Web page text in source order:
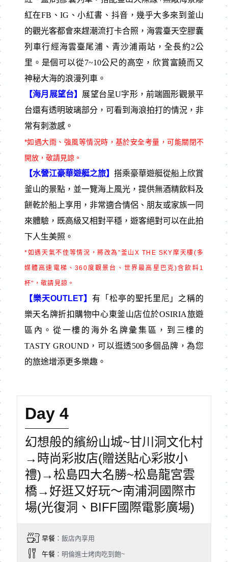
紅在FB、IG、小紅書、抖音，幾乎大多來到釜山
的觀光客都會來趕潮流打卡合照，海雲臺天空膠囊
列車行經海雲臺尾浦、青沙浦兩站，全長約2公
里。是個可以從7~10公尺的高空，欣賞富饒而又
神秘大海的浪漫列車。
【海月展望台】 展望台呈U字形，前端圓形觀景平
台還有透明玻璃部分，可看到海浪拍打的情況，非
常有刺激感。
*如遇大雨、強風等情況時，基於安全考量，可能關閉不
開放，敬請見諒。
【水營江豪華遊艇之旅】搭乘豪華遊艇從船上欣賞
釜山的景點，並一覽海上風光，提供無酒精飲料及
餅乾於船上享用，非常適合情侶、朋友或家族一同
來體驗，既高級又相對平穩，遊客絕對可以在此拍
下人生美照。
*如遇天氣不佳等情況，將改為”釜山X THE SKY摩天樓( 多
媒體高速電梯、360度觀景台、世界最高星巴克)含飲料 1
杯"，敬請見諒。
【樂天OUTLET】 有「松亭的聖托里尼」之稱的
樂天名牌折扣購物中心東釜山店位於OSIRIA旅遊
區內。從一樓的海外名牌彙集區，到三樓的
TASTY GROUND，可以逛透500多個品牌，為您
的旅途增添更多樂趣。
Day 4
幻想般的繽紛山城~甘川洞文化村
→時尚彩妝店(贈送貼心彩妝小
禮)→松島四大名勝~松島龍宮雲
橋→好逛又好玩～南浦洞國際市
場(光復洞、BIFF國際電影廣場)
早餐：飯店內享用
午餐：明倫進士烤肉吃到飽~